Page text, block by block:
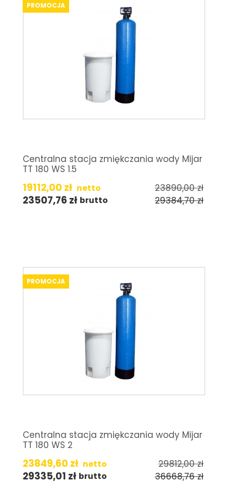
PROMOCJA
Centralna stacja zmiękczania wody Mijar
TT 180 WS 1.5
19112,00 zł netto 23890,00zł
23507,76 zł brutto 29384,70zł
PROMOCJA
Centralna stacja zmiękczania wody Mijar
TT 180 WS 2
23849,60 zł netto 29812,00zł
29335,01 zł brutto 36668,76zł